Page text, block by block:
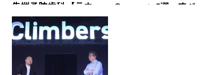
先端予防歯科【ラウン
ジ会員特典あり】
Owners」3選。すべて